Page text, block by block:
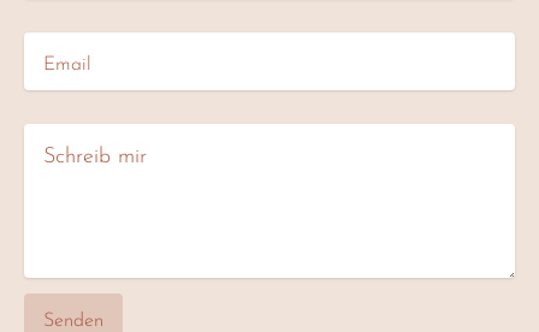
Email
Schreib mir
Senden